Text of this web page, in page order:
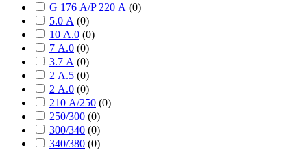
G 176 А/P 220 А (0)
5.0 А (0)
10 А.0 (0)
7 А.0 (0)
3.7 А (0)
2 А.5 (0)
2 А.0 (0)
210 А/250 (0)
250/300 (0)
300/340 (0)
340/380 (0)